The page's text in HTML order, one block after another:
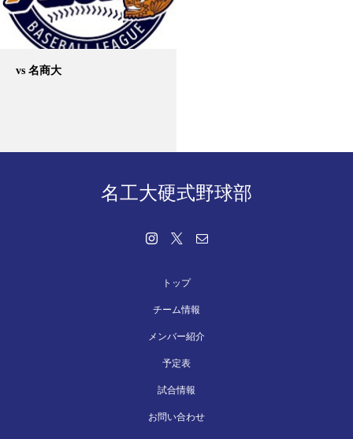
vs 名商大
名工大硬式野球部
トップ
チーム情報
メンバー紹介
予定表
試合情報
お問い合わせ